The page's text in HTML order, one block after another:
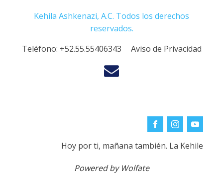
Kehila Ashkenazi, A.C. Todos los derechos
reservados.
Teléfono: +52.55.55406343 Aviso de Privacidad
Hoy por ti, mañana también. La Kehile
Powered by Wolfate